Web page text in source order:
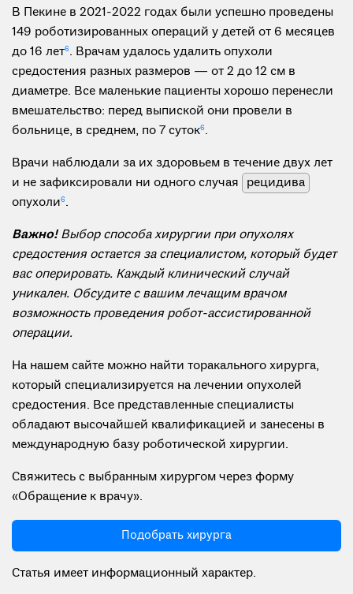
В Пекине в 2021-2022 годах были успешно проведены
149 роботизированных операций у детей от 6 месяцев
до 16 лет6. Врачам удалось удалить опухоли
средостения разных размеров — от 2 до 12 см в
диаметре. Все маленькие пациенты хорошо перенесли
вмешательство: перед выпиской они провели в
больнице, в среднем, по 7 суток6.
Врачи наблюдали за их здоровьем в течение двух лет
и не зафиксировали ни одного случая рецидива
опухоли6.
Важно!Выбор способа хирургии при опухолях
средостения остается за специалистом, который будет
вас оперировать. Каждый клинический случай
уникален. Обсудите с вашим лечащим врачом
возможность проведения робот-ассистированной
операции.
На нашем сайте можно найти торакального хирурга,
который специализируется на лечении опухолей
средостения. Все представленные специалисты
обладают высочайшей квалификацией и занесены в
международную базу роботической хирургии.
Свяжитесь с выбранным хирургом через форму
«Обращение к врачу».
Подобрать хирурга
Статья имеет информационный характер.